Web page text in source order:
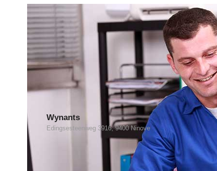
Wynants
Edingsesteenweg 3916, 9400 Ninove